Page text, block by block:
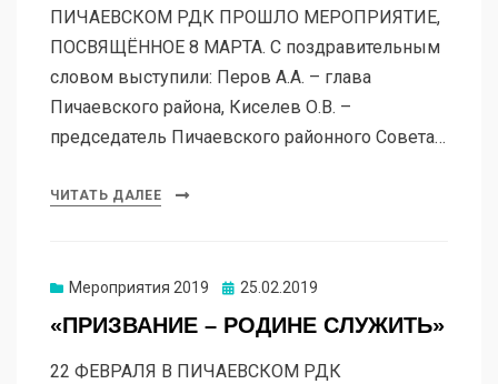
ПИЧАЕВСКОМ РДК ПРОШЛО МЕРОПРИЯТИЕ,
ПОСВЯЩЁННОЕ 8 МАРТА. С поздравительным
словом выступили: Перов А.А. – глава
Пичаевского района, Киселев О.В. –
председатель Пичаевского районного Совета…
ЧИТАТЬ ДАЛЕЕ
Мероприятия 2019 25.02.2019
«ПРИЗВАНИЕ – РОДИНЕ СЛУЖИТЬ»
22 ФЕВРАЛЯ В ПИЧАЕВСКОМ РДК